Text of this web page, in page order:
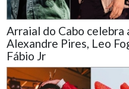
Arraial do Cabo
Alexandre Pires, Leo
Fábio Jr